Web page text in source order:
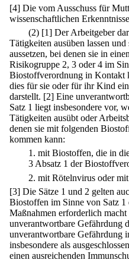
[4] Die vom Ausschuss für
wissenschaftlichen
(2) [1] Der Arbeitgeber
Tätigkeiten ausüben lassen
aussetzen, bei denen sie in
Risikogruppe 2, 3 oder 4 im
Biostoffverordnung in Kontakt
dies für sie oder für ihr Kind
darstellt. [2] Eine
Satz 1 liegt insbesondere vor,
Tätigkeiten ausübt oder
denen sie mit folgenden
kommen kann:
1. mit Biostoffen, die in
3 Absatz 1 der
2. mit Rötelnvirus oder
[3] Die Sätze 1 und 2 gelten
Biostoffen im Sinne von Satz 1
Maßnahmen erforderlich
unverantwortbare Gefährdung
unverantwortbare Gefährdung
insbesondere als
einen ausreichenden